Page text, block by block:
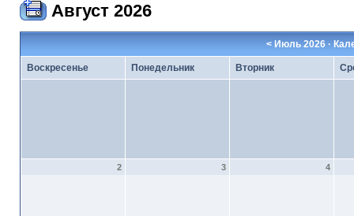
Август 2026
< Июль 2026·
Воскресенье Понедельник Вторник
2 3 4